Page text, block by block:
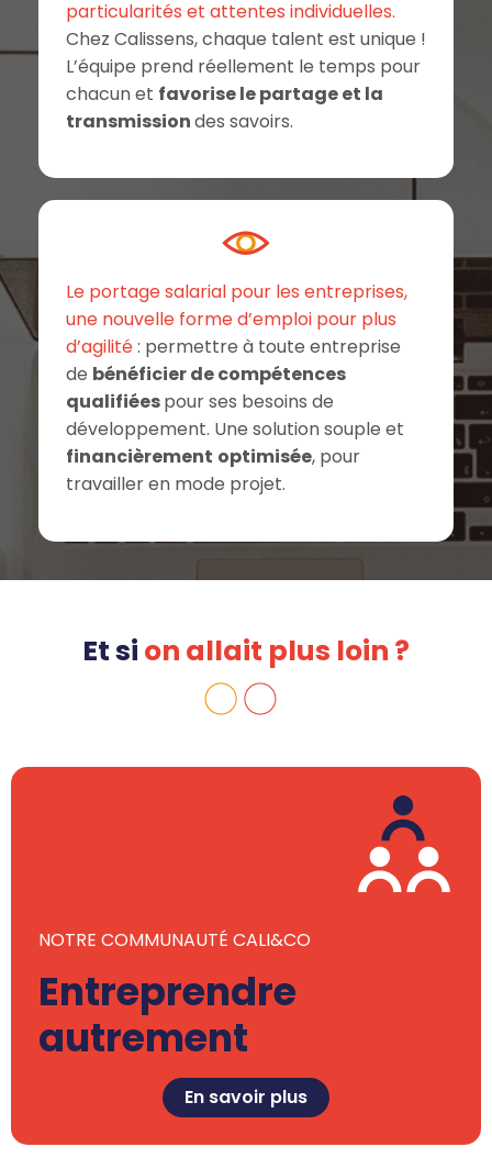
particularités et attentes individuelles.
Chez Calissens, chaque talent est unique !
L’équipe prend réellement le temps pour
chacun et favorise le partage et la
transmissiondes savoirs.
Le portage salarial pour les entreprises,
une nouvelle forme d’emploi pour plus
d’agilité: permettre à toute entreprise
de bénéficier de compétences
qualifiéespour ses besoins de
développement. Une solution souple et
financièrement optimisée, pour
travailler en mode projet.
Et si on allait plus loin ?
NOTRE COMMUNAUTÉ CALI&CO
Entreprendre
autrement
En savoir plus